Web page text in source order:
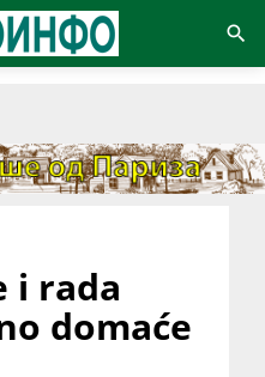
i rada
domaće